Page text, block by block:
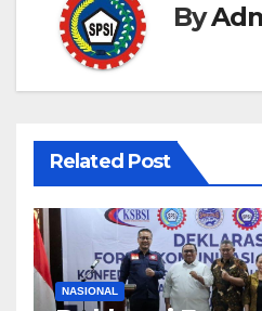
By
Related Post
NASIONAL